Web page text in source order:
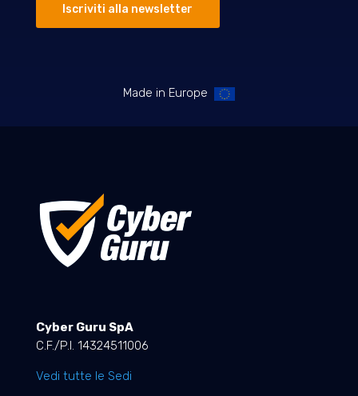
Iscriviti alla newsletter
Made in Europe
Cyber Guru SpA
C.F./P.I. 14324511006
Vedi tutte le Sedi